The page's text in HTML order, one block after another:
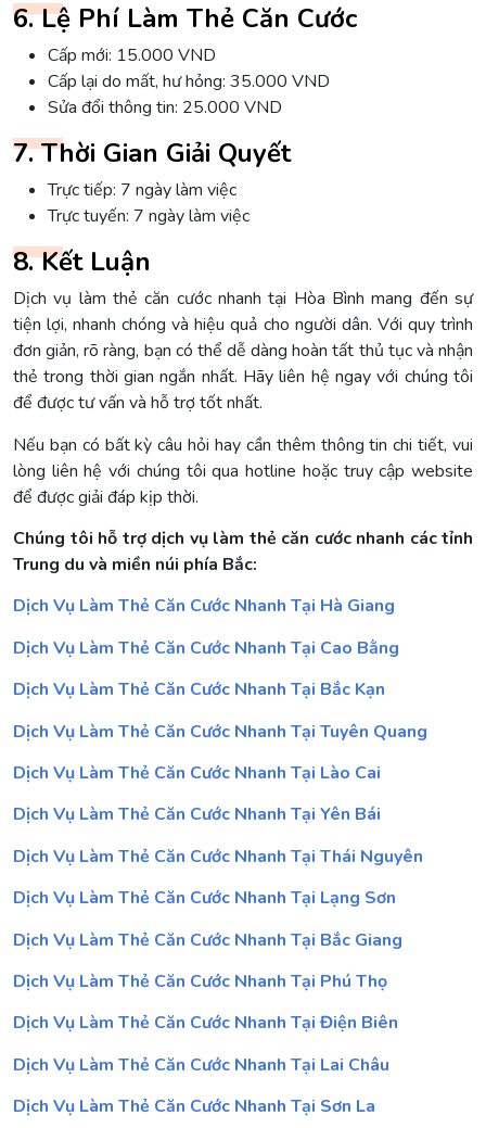
6. Lệ Phí Làm Thẻ Căn Cước
Cấp mới: 15.000 VND
Cấp lại do mất, hư hỏng: 35.000 VND
Sửa đổi thông tin: 25.000 VND
7. Thời Gian Giải Quyết
Trực tiếp: 7 ngày làm việc
Trực tuyến: 7 ngày làm việc
8. Kết Luận
Dịch vụ làm thẻ căn cước nhanh tại Hòa Bình mang đến sự
tiện lợi, nhanh chóng và hiệu quả cho người dân. Với quy trình
đơn giản, rõ ràng, bạn có thể dễ dàng hoàn tất thủ tục và nhận
thẻ trong thời gian ngắn nhất. Hãy liên hệ ngay với chúng tôi
để được tư vấn và hỗ trợ tốt nhất.
Nếu bạn có bất kỳ câu hỏi hay cần thêm thông tin chi tiết, vui
lòng liên hệ với chúng tôi qua hotline hoặc truy cập website
để được giải đáp kịp thời.
Chúng tôi hỗ trợ dịch vụ làm thẻ căn cước nhanh các tỉnh
Trung du và miền núi phía Bắc:
Dịch Vụ Làm Thẻ Căn Cước Nhanh Tại Hà Giang
Dịch Vụ Làm Thẻ Căn Cước Nhanh Tại Cao Bằng
Dịch Vụ Làm Thẻ Căn Cước Nhanh Tại Bắc Kạn
Dịch Vụ Làm Thẻ Căn Cước Nhanh Tại Tuyên Quang
Dịch Vụ Làm Thẻ Căn Cước Nhanh Tại Lào Cai
Dịch Vụ Làm Thẻ Căn Cước Nhanh Tại Yên Bái
Dịch Vụ Làm Thẻ Căn Cước Nhanh Tại Thái Nguyên
Dịch Vụ Làm Thẻ Căn Cước Nhanh Tại Lạng Sơn
Dịch Vụ Làm Thẻ Căn Cước Nhanh Tại Bắc Giang
Dịch Vụ Làm Thẻ Căn Cước Nhanh Tại Phú Thọ
Dịch Vụ Làm Thẻ Căn Cước Nhanh Tại Điện Biên
Dịch Vụ Làm Thẻ Căn Cước Nhanh Tại Lai Châu
Dịch Vụ Làm Thẻ Căn Cước Nhanh Tại Sơn La